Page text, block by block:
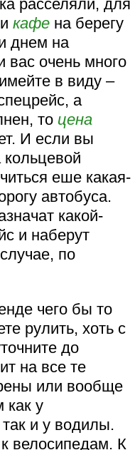
расселяли, для
икафе на берегу
днем на
вас очень много
в виду –
а
то цена
И если вы
кольцевой
еше какая-
автобуса.
какой-
и наберут
по
чего бы то
рулить, хоть с
до
на все те
или вообще
как у
так и у водилы.
велосипедам. К